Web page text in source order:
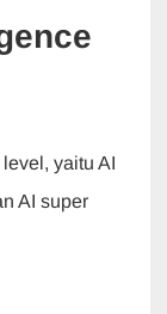
yaitu AI
AI super